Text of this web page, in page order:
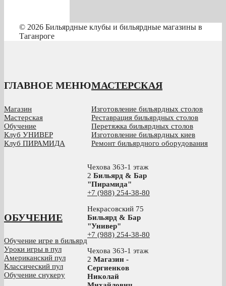
© 2026 Бильярдные клубы и бильярдные магазины в
Таганроге
ГЛАВНОЕ МЕНЮ
Магазин
Мастерская
Обучение
Клуб УНИВЕР
Клуб ПИРАМИДА
МАСТЕРСКАЯ
Изготовление бильярдных столов
Реставрация бильярдных столов
Перетяжка бильярдных столов
Изготовление бильярдных киев
Ремонт бильярдного оборудования
ОБУЧЕНИЕ
Обучение игре в бильярд
Уроки игры в пул
Американский пул
Классический пул
Обучение снукеру
Чехова 363-1 этаж
2 Бильярд & Бар
"Пирамида"
+7 (988) 254-38-80
Некрасовский 75
Бильярд & Бар
"Универ"
+7 (988) 254-38-80
Чехова 363-1 этаж
2 Магазин -
Сергиенков
Николай